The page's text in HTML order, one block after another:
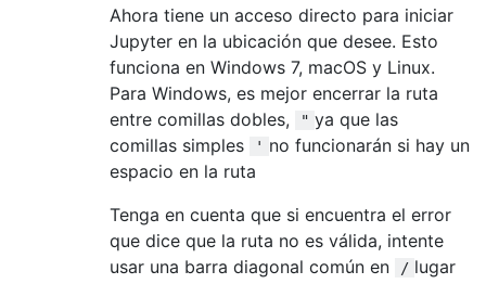
Ahora tiene un acceso directo para iniciar
Jupyter en la ubicación que desee. Esto
funciona en Windows 7, macOS y Linux.
Para Windows, es mejor encerrar la ruta
entre comillas dobles,
" ya que las
comillas simples
' no funcionarán si hay un
espacio en la ruta
Tenga en cuenta que si encuentra el error
que dice que la ruta no es válida, intente
usar una barra diagonal común en
/ lugar